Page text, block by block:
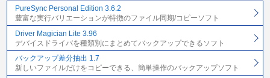
PureSync Personal Edition 3.6.2
豊富な実行バリエーションが特徴のファイル同期/コピーソフト
Driver Magician Lite 3.96
デバイスドライバを種類別にまとめてバックアップできるソフト
バックアップ差分抽出 1.7
新しいファイルだけをコピーできる、簡単操作のバックアップソフト